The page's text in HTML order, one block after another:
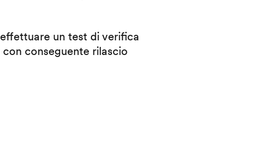
un test di verifica
conseguente rilascio